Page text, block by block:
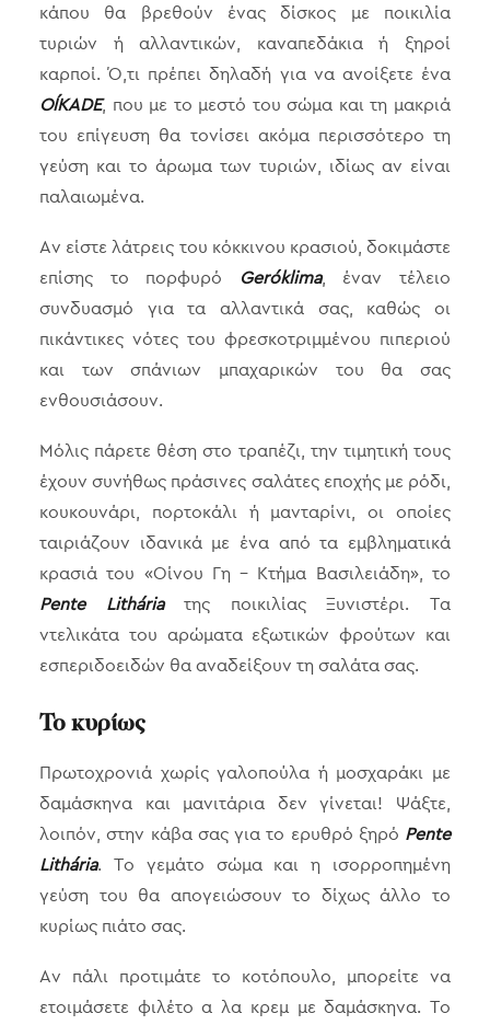
κάπου θα βρεθούν ένας δίσκος με ποικιλία
τυριών ή αλλαντικών, καναπεδάκια ή ξηροί
καρποί. Ό,τι πρέπει δηλαδή για να ανοίξετε ένα
OÍKADE, που με το μεστό του σώμα και τη μακριά
του επίγευση θα τονίσει ακόμα περισσότερο τη
γεύση και το άρωμα των τυριών, ιδίως αν είναι
παλαιωμένα.
Αν είστε λάτρεις του κόκκινου κρασιού, δοκιμάστε
επίσης το πορφυρό
Geróklima, έναν τέλειο
συνδυασμό για τα αλλαντικά σας, καθώς οι
πικάντικες νότες του φρεσκοτριμμένου πιπεριού
και των σπάνιων μπαχαρικών του θα σας
ενθουσιάσουν.
Μόλις πάρετε θέση στο τραπέζι, την τιμητική τους
έχουν συνήθως πράσινες σαλάτες εποχής με ρόδι,
κουκουνάρι, πορτοκάλι ή μανταρίνι, οι οποίες
ταιριάζουν ιδανικά με ένα από τα εμβληματικά
κρασιά του «Οίνου Γη – Κτήμα Βασιλειάδη», το
Pente Litháriaτης ποικιλίας Ξυνιστέρι. Τα
ντελικάτα του αρώματα εξωτικών φρούτων και
εσπεριδοειδών θα αναδείξουν τη σαλάτα σας.
Το κυρίως
Πρωτοχρονιά χωρίς γαλοπούλα ή μοσχαράκι με
δαμάσκηνα και μανιτάρια δεν γίνεται! Ψάξτε,
λοιπόν, στην κάβα σας για τo ερυθρό ξηρό Pente
Lithária. Το γεμάτο σώμα και η ισορροπημένη
γεύση του θα απογειώσουν το δίχως άλλο το
κυρίως πιάτο σας.
Αν πάλι προτιμάτε το κοτόπουλο, μπορείτε να
ετοιμάσετε φιλέτο α λα κρεμ με δαμάσκηνα. Το